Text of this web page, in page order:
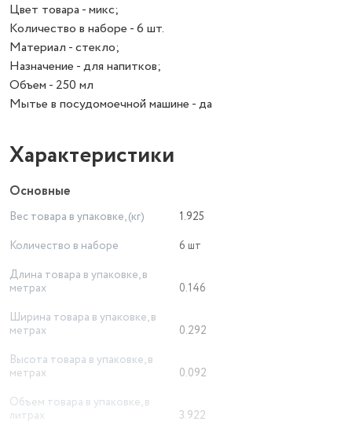
Цвет товара - микс;
Количество в наборе - 6 шт.
Материал - стекло;
Назначение - для напитков;
Объем - 250 мл
Мытье в посудомоечной машине - да
Характеристики
Основные
Вес товара в упаковке, (кг)
1.925
Количество в наборе
6 шт
Длина товара в упаковке, в
метрах
0.146
Ширина товара в упаковке, в
метрах
0.292
Высота товара в упаковке, в
метрах
0.092
Объем товара в упаковке, в
литрах
3.922